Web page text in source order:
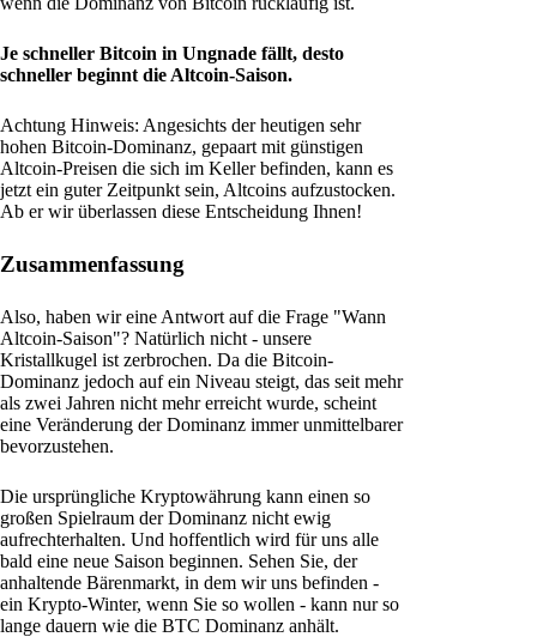
Je schneller Bitcoin in Ungnade fällt, desto
schneller beginnt die Altcoin-Saison.
Achtung Hinweis: Angesichts der heutigen sehr
hohen Bitcoin-Dominanz, gepaart mit günstigen
Altcoin-Preisen die sich im Keller befinden, kann es
jetzt ein guter Zeitpunkt sein, Altcoins aufzustocken.
Ab er wir überlassen diese Entscheidung Ihnen!
Zusammenfassung
Also, haben wir eine Antwort auf die Frage "Wann
Altcoin-Saison"? Natürlich nicht - unsere
Kristallkugel ist zerbrochen. Da die Bitcoin-
Dominanz jedoch auf ein Niveau steigt, das seit mehr
als zwei Jahren nicht mehr erreicht wurde, scheint
eine Veränderung der Dominanz immer unmittelbarer
bevorzustehen.
Die ursprüngliche Kryptowährung kann einen so
großen Spielraum der Dominanz nicht ewig
aufrechterhalten. Und hoffentlich wird für uns alle
bald eine neue Saison beginnen. Sehen Sie, der
anhaltende Bärenmarkt, in dem wir uns befinden -
ein Krypto-Winter, wenn Sie so wollen - kann nur so
lange dauern wie die BTC Dominanz anhält.